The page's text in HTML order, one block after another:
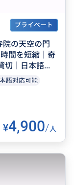
プライベート
院の天空の門
間を短縮｜奇
切｜日本語...
語対応可能
¥4,900/人